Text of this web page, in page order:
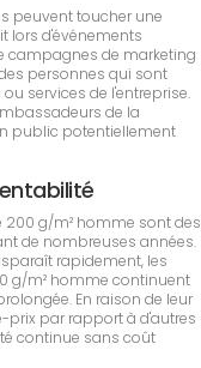
peuvent toucher une
lors d'événements
campagnes de marketing
personnes qui sont
services de l'entreprise.
de la
public potentiellement
g/m² homme sont des
de nombreuses années.
rapidement, les
g/m² homme continuent
En raison de leur
prix par rapport à d'autres
continue sans coût